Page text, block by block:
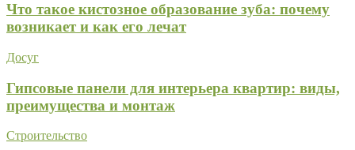
Что такое кистозное образование зуба: почему
возникает и как его лечат
Досуг
Гипсовые панели для интерьера квартир: виды,
преимущества и монтаж
Строительство